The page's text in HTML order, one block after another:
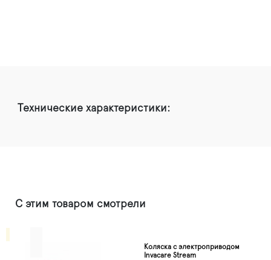
Технические характеристики:
С этим товаром смотрели
Коляска с электроприводом
Invacare Stream